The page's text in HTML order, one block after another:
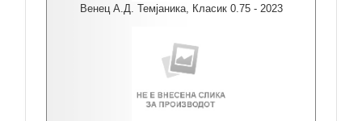
Венец А.Д. Темјаника, Класик 0.75 - 2023